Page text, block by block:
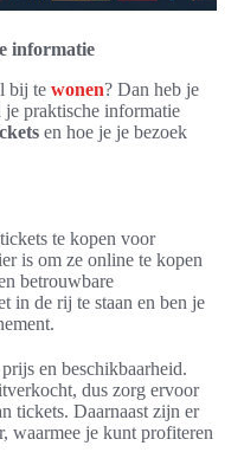
informatie
bij te wonen? Dan heb je
praktische informatie
en hoe je je bezoek
te kopen voor
is om ze online te kopen
betrouwbare
in de rij te staan en ben je
en beschikbaarheid.
dus zorg ervoor
tickets. Daarnaast zijn er
waarmee je kunt profiteren